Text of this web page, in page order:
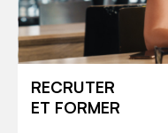
ET FORMER